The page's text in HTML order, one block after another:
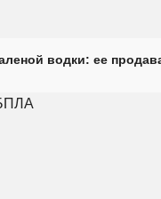
водки: ее